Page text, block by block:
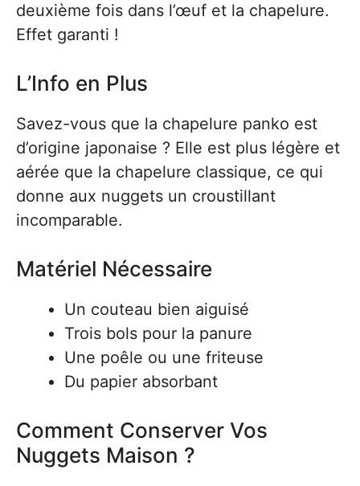
deuxième fois dans l’œuf et la chapelure.
Effet garanti !
L’Info en Plus
Savez-vous que la chapelure panko est
d’origine japonaise ? Elle est plus légère et
aérée que la chapelure classique, ce qui
donne aux nuggets un croustillant
incomparable.
Matériel Nécessaire
Un couteau bien aiguisé
Trois bols pour la panure
Une poêle ou une friteuse
Du papier absorbant
Comment Conserver Vos
Nuggets Maison ?